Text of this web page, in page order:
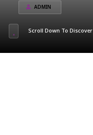
ADMIN
Scroll Down To Discover